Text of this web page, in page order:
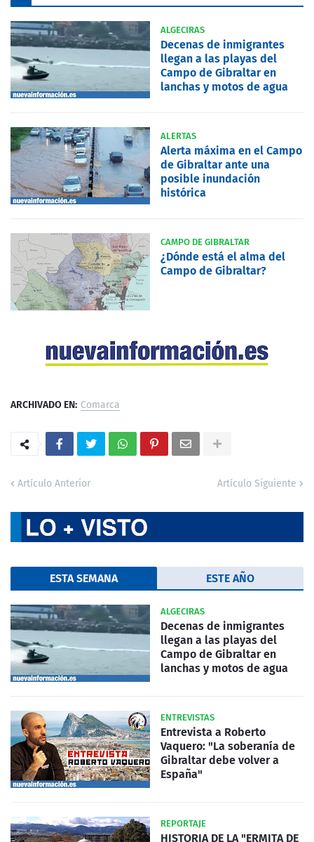
ALGECIRAS
Decenas de inmigrantes
llegan a las playas del
Campo de Gibraltar en
lanchas y motos de agua
ALERTAS
Alerta máxima en el Campo
de Gibraltar ante una
posible inundación
histórica
CAMPO DE GIBRALTAR
¿Dónde está el alma del
Campo de Gibraltar?
ARCHIVADO EN: Comarca
Artículo Anterior Artículo Siguiente
ESTA SEMANA ESTE AÑO
ALGECIRAS
Decenas de inmigrantes
llegan a las playas del
Campo de Gibraltar en
lanchas y motos de agua
ENTREVISTAS
Entrevista a Roberto
Vaquero: "La soberanía de
Gibraltar debe volver a
España"
REPORTAJE
HISTORIA DE LA "ERMITA DE